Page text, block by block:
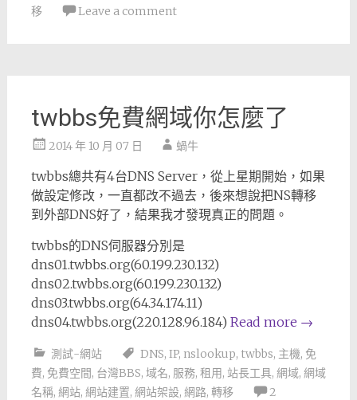
移
Leave a comment
twbbs免費網域你怎麼了
2014 年 10 月 07 日 蝸牛
twbbs總共有4台DNS Server，從上星期開始，如果
做設定修改，一直都改不過去，後來想說把NS轉移
到外部DNS好了，結果我才發現真正的問題。
twbbs的DNS伺服器分別是
dns01.twbbs.org(60.199.230.132)
dns02.twbbs.org(60.199.230.132)
dns03.twbbs.org(64.34.174.11)
dns04.twbbs.org(220.128.96.184) Read more →
測試-網站 DNS, IP, nslookup, twbbs, 主機, 免
費, 免費空間, 台灣BBS, 域名, 服務, 租用, 站長工具, 網域, 網域
名稱, 網站, 網站建置, 網站架設, 網路, 轉移
2